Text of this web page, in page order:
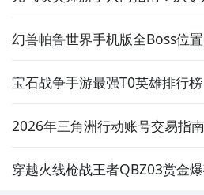
幻兽帕鲁世界手机版全Boss位
宝石战争手游最强T0英雄排行
2026年三角洲行动账号交易指
穿越火线枪战王者QBZ03赏金